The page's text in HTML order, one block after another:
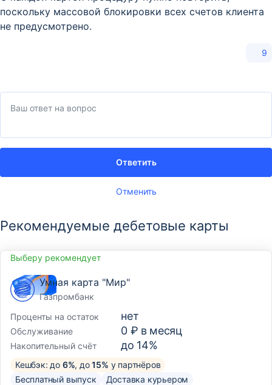
поскольку массовой блокировки всех счетов клиента
не предусмотрено.
9
Отменить
Ответить
Рекомендуемые дебетовые карты
Выберу рекомендует
Умная карта "Мир"
Газпромбанк
Проценты на остаток
нет
Обслуживание 0 ₽ в месяц
Накопительный счёт до 14%
Кешбэк: до 6%, до15% у партнёров
Бесплатный выпуск
Доставка курьером